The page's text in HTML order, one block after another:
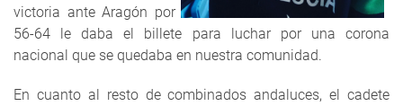
victoria ante Aragón por
56-64 le daba el billete para luchar por una corona
nacional que se quedaba en nuestra comunidad.
En cuanto al resto de combinados andaluces, el cadete